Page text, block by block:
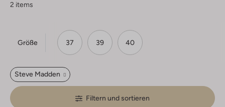
2 items
Größe 37 39 40
Steve Madden
Filtern und sortieren